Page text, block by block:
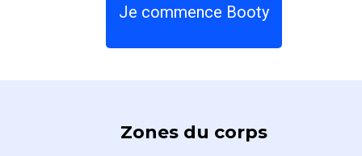
Je commence Booty
Zones du corps